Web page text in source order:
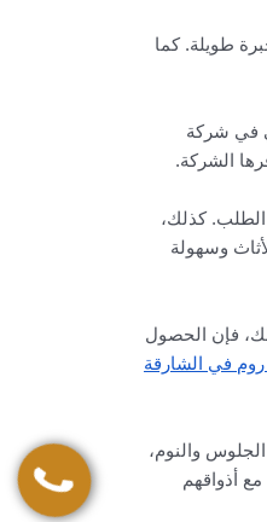
طويلة. كما
في شركة
الشركة.
الطلب. كذلك،
وسهولة
فإن الحصول
في الشارقة
والنوم،
أذواقهم